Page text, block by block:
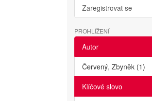
Zaregistrovat se
PROHLÍŽENÍ
Autor
Červený, Zbyněk (1)
Klíčové slovo